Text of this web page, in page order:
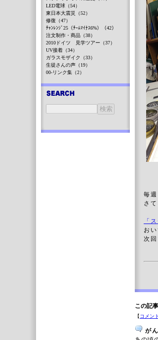
毎
さ
「
お
次
この記
【コメン
が
LED電球（54）
東日本大震災（52）
修復（47）
ﾁｬﾝﾚﾝｼﾞ25（ﾁｰﾑﾏｲﾅｽ6%）（42）
注文制作・商品（38）
2010ドイツ 見学ツアー（37）
UV接着（34）
ガラスモザイク（33）
生徒さんの声（19）
00-リンク集（2）